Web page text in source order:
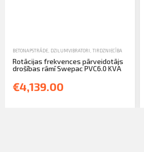
BETONAPSTRĀDE DZIĻUMVIBRATORI TIRDZNIECĪBA
Rotācijas frekvences pārveidotājs
drošības rāmī Swepac PVC6.0 KVA
€4,139.00